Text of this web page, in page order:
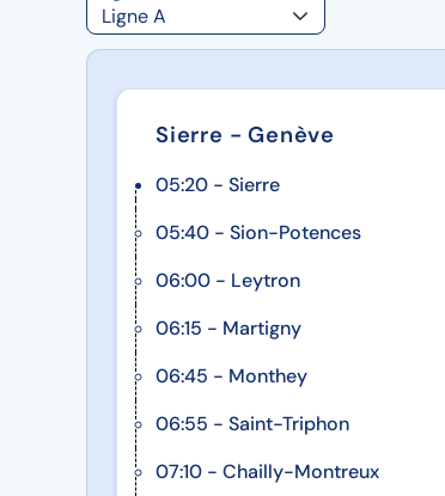
Sierre - Genève
05:20 - Sierre
05:40 - Sion-Potences
06:00 - Leytron
06:15 - Martigny
06:45 - Monthey
06:55 - Saint-Triphon
07:10 - Chailly-Montreux